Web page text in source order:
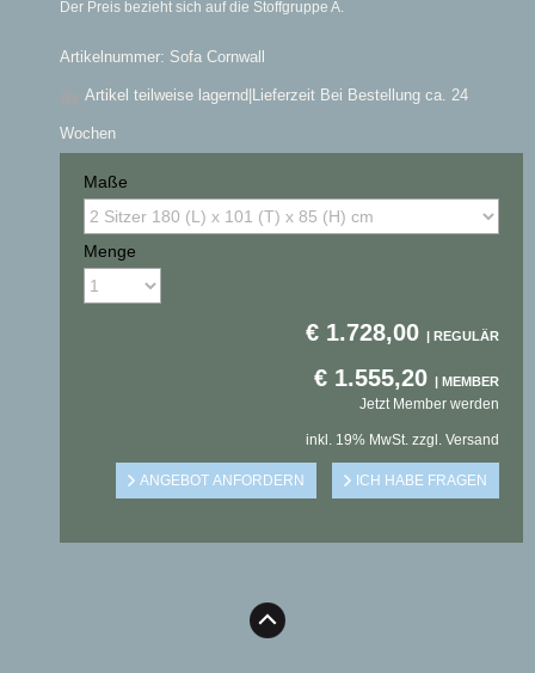
Der Preis bezieht sich auf die Stoffgruppe A.
Artikelnummer: Sofa Cornwall
Artikel teilweise lagernd |Lieferzeit Bei Bestellung ca. 24
Wochen
Maße
Menge
€ 1.728,00
€ 1.555,20
Jetzt Member werden
inkl. 19% MwSt. zzgl. Versand